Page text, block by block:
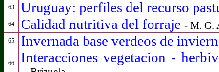
63 Uruguay: perfiles del recurso
64 Calidad nutritiva del forraje - M. G.
65 Invernada base verdeos de
66 Interacciones vegetacion -